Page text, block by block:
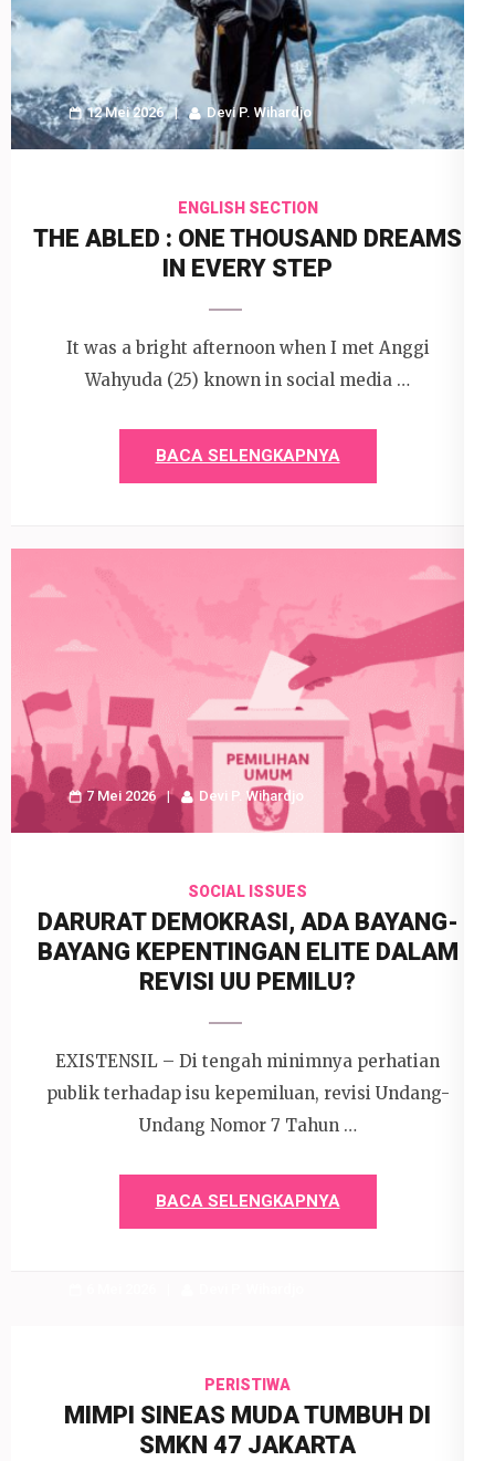
12 Mei 2026 Devi P. Wihardjo
ENGLISH SECTION
THE ABLED : ONE THOUSAND DREAMS
IN EVERY STEP
It was a bright afternoon when I met Anggi
Wahyuda (25) known in social media …
BACA SELENGKAPNYA
7 Mei 2026 Devi P. Wihardjo
SOCIAL ISSUES
DARURAT DEMOKRASI, ADA BAYANG-
BAYANG KEPENTINGAN ELITE DALAM
REVISI UU PEMILU?
EXISTENSIL – Di tengah minimnya perhatian
publik terhadap isu kepemiluan, revisi Undang-
Undang Nomor 7 Tahun …
BACA SELENGKAPNYA
PERISTIWA
MIMPI SINEAS MUDA TUMBUH DI
SMKN 47 JAKARTA